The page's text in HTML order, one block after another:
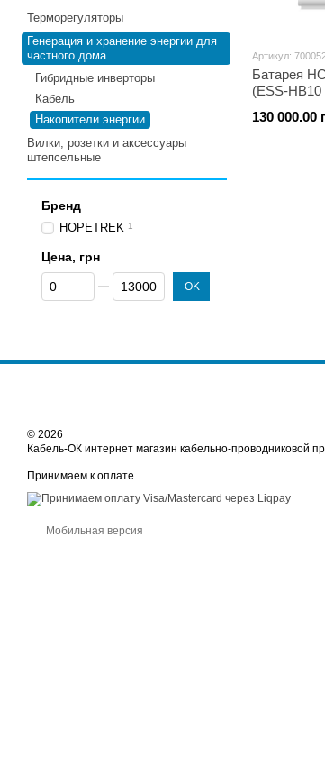
Артикул:
Батарея
(ESS-HB10
130 000.00
Терморегуляторы
Генерация и хранение энергии для
частного дома
Гибридные инверторы
Кабель
Накопители энергии
Вилки, розетки и аксессуары
штепсельные
Бренд
HOPETREK 1
Цена, грн
От Цена, грн
До Цена, грн OK
© 2026
Кабель-ОК интернет магазин кабельно-проводниковой
Принимаем к оплате
Мобильная версия